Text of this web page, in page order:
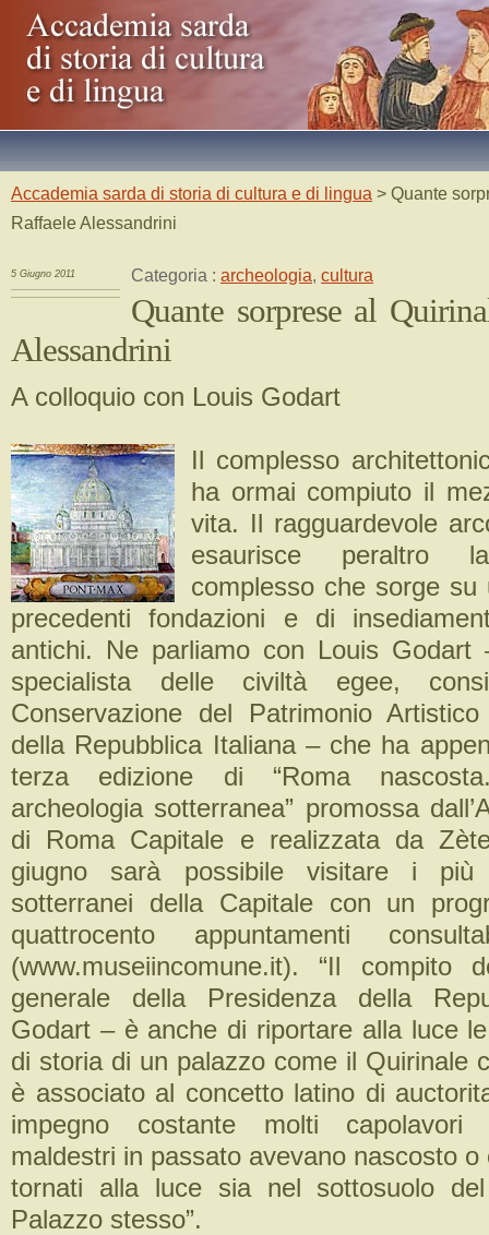
Accademia sarda di storia di cultura e di lingua > Quante
Raffaele Alessandrini
5 Giugno 2011 Categoria : archeologia, cultura
Quante sorprese al
Alessandrini
A colloquio con Louis Godart
Il complesso
ha ormai compiuto il
vita. Il ragguardevole
esaurisce peraltro
complesso che sorge su
precedenti fondazioni e di
antichi. Ne parliamo con Louis Godart
specialista delle civiltà egee,
Conservazione del Patrimonio
della Repubblica Italiana – che ha
terza edizione di “Roma
archeologia sotterranea” promossa
di Roma Capitale e realizzata da
giugno sarà possibile visitare i più
sotterranei della Capitale con un
quattrocento appuntamenti
(www.museiincomune.it). “Il compito
generale della Presidenza della
Godart – è anche di riportare alla luce
di storia di un palazzo come il Quirinale
è associato al concetto latino di
impegno costante molti capolavori
maldestri in passato avevano nascosto o
tornati alla luce sia nel sottosuolo
Palazzo stesso”.